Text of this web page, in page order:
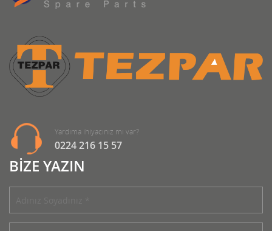
Yardıma ihiyacınız mı var?
0224 216 15 57
BİZE YAZIN